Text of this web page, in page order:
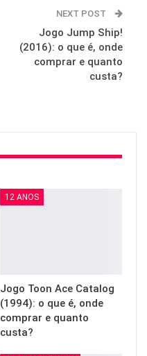
NEXT POST
Jogo Jump Ship!
(2016): o que é, onde
comprar e quanto
custa?
12 ANOS
Jogo Toon Ace Catalog
(1994): o que é, onde
comprar e quanto
custa?